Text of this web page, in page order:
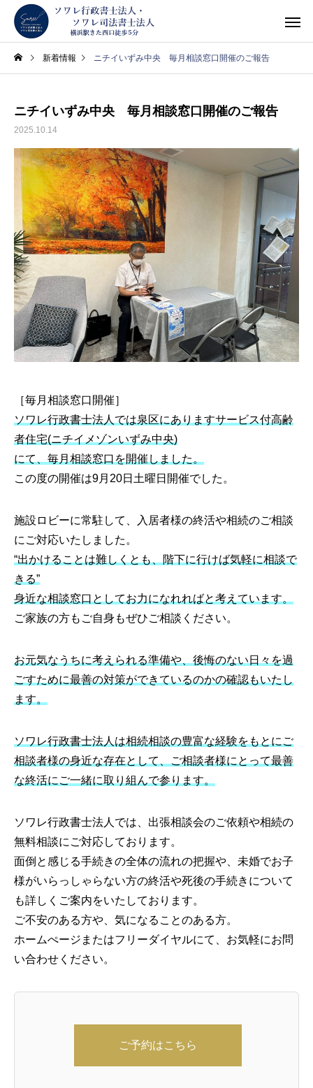
新着情報 ニチイいずみ中央 毎月相談窓口開催のご報告
ニチイいずみ中央 毎月相談窓口開催のご報告
2025.10.14
［毎月相談窓口開催］
ソワレ行政書士法人では泉区にありますサービス付高齢
者住宅(ニチイメゾンいずみ中央)
にて、毎月相談窓口を開催しました。
この度の開催は9月20日土曜日開催でした。
施設ロビーに常駐して、入居者様の終活や相続のご相談
にご対応いたしました。
“出かけることは難しくとも、階下に行けば気軽に相談で
きる”
身近な相談窓口としてお力になれればと考えています。
ご家族の方もご自身もぜひご相談ください。
お元気なうちに考えられる準備や、後悔のない日々を過
ごすために最善の対策ができているのかの確認もいたし
ます。
ソワレ行政書士法人は相続相談の豊富な経験をもとにご
相談者様の身近な存在として、ご相談者様にとって最善
な終活にご一緒に取り組んで参ります。
ソワレ行政書士法人では、出張相談会のご依頼や相続の
無料相談にご対応しております。
面倒と感じる手続きの全体の流れの把握や、未婚でお子
様がいらっしゃらない方の終活や死後の手続きについて
も詳しくご案内をいたしております。
ご不安のある方や、気になることのある方。
ホームぺージまたはフリーダイヤルにて、お気軽にお問
い合わせください。
ご予約はこちら